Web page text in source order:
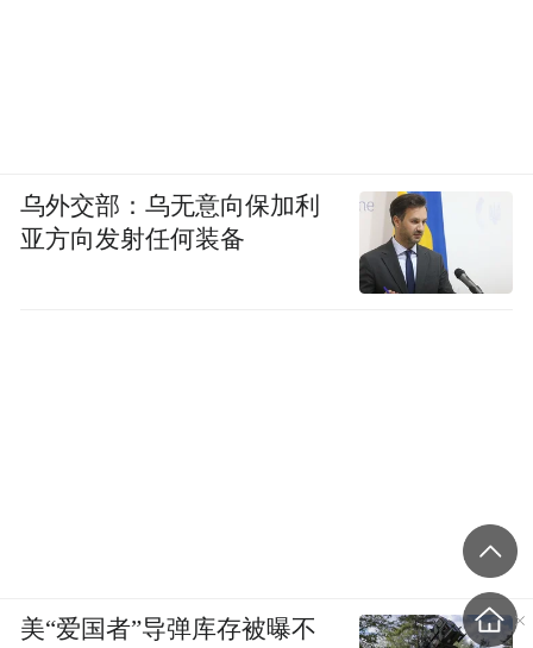
乌外交部：乌无意向保加利
亚方向发射任何装备
美“爱国者”导弹库存被曝不